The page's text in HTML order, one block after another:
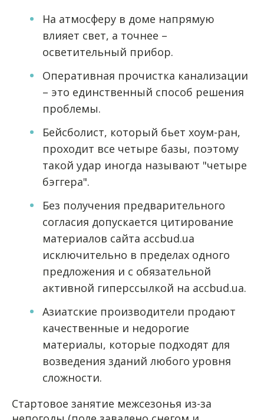
На атмосферу в доме напрямую
влияет свет, а точнее –
осветительный прибор.
Оперативная прочистка канализации
– это единственный способ решения
проблемы.
Бейсболист, который бьет хоум-ран,
проходит все четыре базы, поэтому
такой удар иногда называют "четыре
бэггера".
Без получения предварительного
согласия допускается цитирование
материалов сайта accbud.ua
исключительно в пределах одного
предложения и с обязательной
активной гиперссылкой на accbud.ua.
Азиатские производители продают
качественные и недорогие
материалы, которые подходят для
возведения зданий любого уровня
сложности.
Стартовое занятие межсезонья из-за